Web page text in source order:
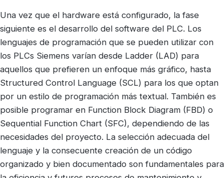
Una vez que el hardware está configurado, la fase
siguiente es el desarrollo del software del PLC. Los
lenguajes de programación que se pueden utilizar con
los PLCs Siemens varían desde Ladder (LAD) para
aquellos que prefieren un enfoque más gráfico, hasta
Structured Control Language (SCL) para los que optan
por un estilo de programación más textual. También es
posible programar en Function Block Diagram (FBD) o
Sequential Function Chart (SFC), dependiendo de las
necesidades del proyecto. La selección adecuada del
lenguaje y la consecuente creación de un código
organizado y bien documentado son fundamentales para